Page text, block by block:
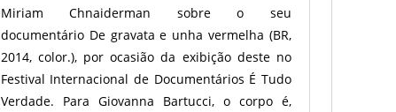
Miriam Chnaiderman sobre o seu
documentário De gravata e unha vermelha (BR,
2014, color.), por ocasião da exibição deste no
Festival Internacional de Documentários É Tudo
Verdade. Para Giovanna Bartucci, o corpo é,